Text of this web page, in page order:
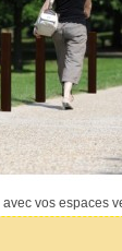
vos espaces